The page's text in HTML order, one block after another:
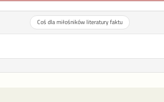
Coś dla miłośników literatury faktu